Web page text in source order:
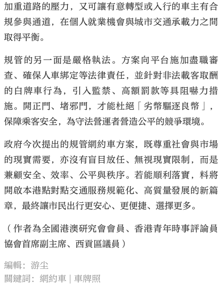
加重道路的壓力，又可讓有意轉型或入行的車主有合
規參與通道，在個人就業機會與城市交通承載力之間
取得平衡。
規管的另一面是嚴格執法。方案向平台施加盡職審
查、確保人車綁定等法律責任，並針對非法載客取酬
的白牌車行為，引入監禁、高額罰款等具阻嚇力措
施。開正門、堵邪門，才能杜絕「劣幣驅逐良幣」，
保障乘客安全，為守法營運者營造公平的競爭環境。
政府今次提出的規管網約車方案，既尊重社會與市場
的現實需要，亦沒有盲目放任、無視現實限制，而是
兼顧安全、效率、公平與秩序。若能順利落實，料將
開啟本港點對點交通服務規範化、高質量發展的新篇
章，最終讓市民出行更安心、更便捷、選擇更多。
（作者為全國港澳研究會會員、香港青年時事評論員
協會首席副主席、西貢區議員）
編輯：游尘
關鍵詞：網約車 車牌照